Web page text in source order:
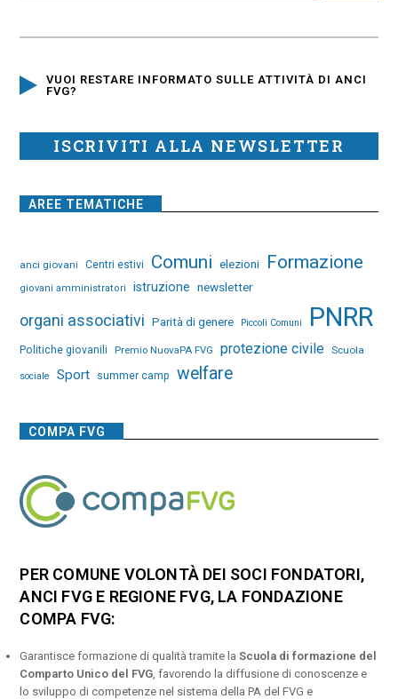
VUOI RESTARE INFORMATO SULLE ATTIVITÀ DI ANCI
FVG?
ISCRIVITI ALLA NEWSLETTER
AREE TEMATICHE
anci giovani Centri estivi Comuni elezioni Formazione
giovani amministratori istruzione newsletter
organi associativi Parità di genere Piccoli Comuni PNRR
Politiche giovanili Premio NuovaPA FVG protezione civile Scuola
sociale Sport summer camp welfare
COMPA FVG
PER COMUNE VOLONTÀ DEI SOCI FONDATORI,
ANCI FVG E REGIONE FVG, LA FONDAZIONE
COMPA FVG:
Garantisce formazione di qualità tramite laScuola di formazione del
Comparto Unico del FVG , favorendo la diffusione di conoscenze e
lo sviluppo di competenze nel sistema della PA del FVG e